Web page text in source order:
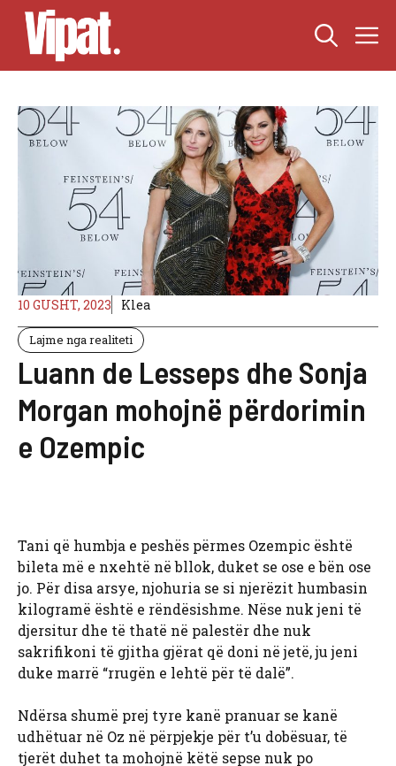
Skip
content
10 GUSHT, 2023 Klea
Lajme nga realiteti
Luann de Lesseps dhe Sonja
Morgan mohojnë përdorimin
e Ozempic
Tani që humbja e peshës përmes Ozempic është
bileta më e nxehtë në bllok, duket se ose e bën ose
jo. Për disa arsye, njohuria se si njerëzit humbasin
kilogramë është e rëndësishme. Nëse nuk jeni të
djersitur dhe të thatë në palestër dhe nuk
sakrifikoni të gjitha gjërat që doni në jetë, ju jeni
duke marrë “rrugën e lehtë për të dalë”.
Ndërsa shumë prej tyre kanë pranuar se kanë
udhëtuar në Oz në përpjekje për t’u dobësuar, të
tjerët duhet ta mohojnë këtë sepse nuk po